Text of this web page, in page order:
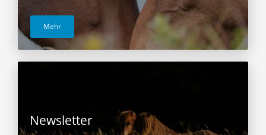
Mehr
Newsletter